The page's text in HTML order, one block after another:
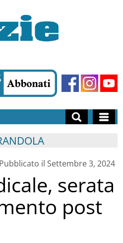
Pubblicato il Settembre 3, 2024
serata
post